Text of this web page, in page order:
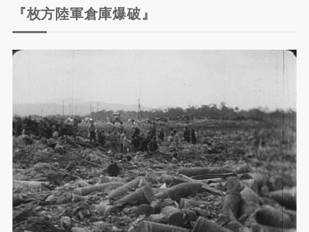
『枚方陸軍倉庫爆破』